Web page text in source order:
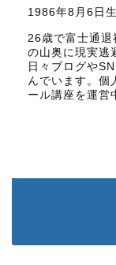
1986年8月6日
26歳で富士通
の山奥に現実逃
日々ブログや
んでいます。個
ール講座を運営